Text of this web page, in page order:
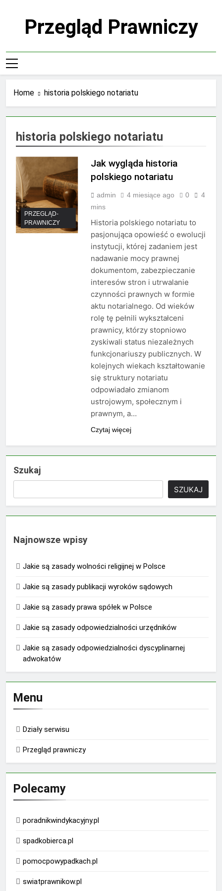
Przegląd Prawniczy
Home historia polskiego notariatu
historia polskiego notariatu
PRZEGLĄD-
PRAWNICZY
Jak wygląda historia
polskiego notariatu
admin 4 miesiące ago 0
4
mins
Historia polskiego notariatu to
pasjonująca opowieść o ewolucji
instytucji, której zadaniem jest
nadawanie mocy prawnej
dokumentom, zabezpieczanie
interesów stron i utrwalanie
czynności prawnych w formie
aktu notarialnego. Od wieków
rolę tę pełnili wykształceni
prawnicy, którzy stopniowo
zyskiwali status niezależnych
funkcjonariuszy publicznych. W
kolejnych wiekach kształtowanie
się struktury notariatu
odpowiadało zmianom
ustrojowym, społecznym i
prawnym, a…
Czytaj więcej
Szukaj
SZUKAJ
Najnowsze wpisy
Jakie są zasady wolności religijnej w Polsce
Jakie są zasady publikacji wyroków sądowych
Jakie są zasady prawa spółek w Polsce
Jakie są zasady odpowiedzialności urzędników
Jakie są zasady odpowiedzialności dyscyplinarnej
adwokatów
Menu
Działy serwisu
Przegląd prawniczy
Polecamy
poradnikwindykacyjny.pl
spadkobierca.pl
pomocpowypadkach.pl
swiatprawnikow.pl